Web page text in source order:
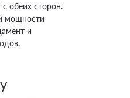
с обеих сторон.
мощности
и